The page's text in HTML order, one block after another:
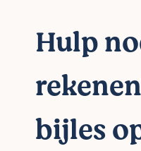
Hulp
bijles